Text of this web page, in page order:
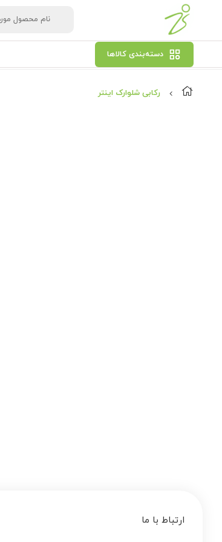
دسته‌بندی کالاها
رکابی شلوارک اینتر
ارتباط با ما